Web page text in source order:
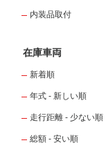
内装品取付
在庫車両
新着順
年式 - 新しい順
走行距離 - 少ない順
総額 - 安い順